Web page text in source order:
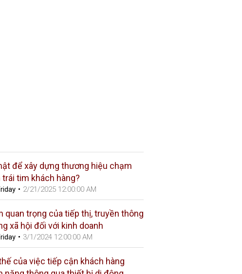
để xây dựng thương hiệu chạm
trái tim khách hàng?
• 2/21/2025 12:00:00 AM
quan trọng của tiếp thị, truyền thông
xã hội đối với kinh doanh
• 3/1/2024 12:00:00 AM
của việc tiếp cận khách hàng